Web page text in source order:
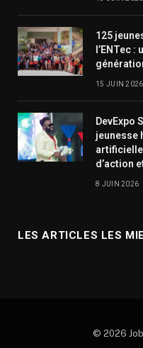
125
l’ENTec
15 JUIN 2026
DevExpo
jeunesse
artificielle
d’action
8 JUIN 2026
LES ARTICLES LES
© 2026